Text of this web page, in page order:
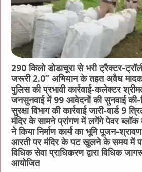
290 किलो डोडाचूरा से भरी ट्रैक्टर-
जरूरी 2.0” अभियान के तहत अवैध मादक
पुलिस की प्रभावी कार्रवाई-कलेक्टर
जनसुनवाई में 99 आवेदनों की सुनवाई की-
सुरक्षा विभाग की कार्रवाई जारी-वार्ड 9
मंदिर के सामने प्रांगण में लगेंगे पेवर ब्लॉक
ने किया निर्माण कार्य का भूमि पूजन-
आरती पर मंदिर के पट खुलने के समय में
विधिक सेवा प्राधिकरण द्वारा विधिक
आयोजित